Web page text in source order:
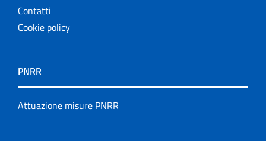
Contatti
Cookie policy
PNRR
Attuazione misure PNRR